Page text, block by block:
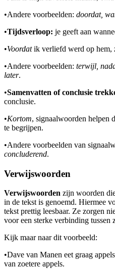
•Andere voorbeelden: doordat,
•Tijdsverloop: je geeft aan
•Voordatik verliefd werd op hem,
•Andere voorbeelden: terwijl,
later.
•Samenvatten of conclusie
conclusie.
•Kortom, signaalwoorden helpen
te begrijpen.
•Andere voorbeelden van
concluderend.
Verwijswoorden
Verwijswoorden zijn woorden
in de tekst is genoemd. Hiermee
tekst prettig leesbaar. Ze zorgen
voor een sterke verbinding tussen
Kijk maar naar dit voorbeeld:
•Dave van Manen eet graag
van zoetere appels.